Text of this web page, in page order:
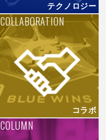
テクノロジー
コラボ
COLLABORATION
COLUMN